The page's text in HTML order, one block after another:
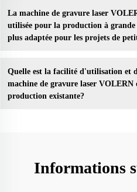
La machine de gravure laser
utilisée pour la production à grande
plus adaptée pour les projets de
Quelle est la facilité d'utilisation et
machine de gravure laser VOLERN
production existante?
Informations